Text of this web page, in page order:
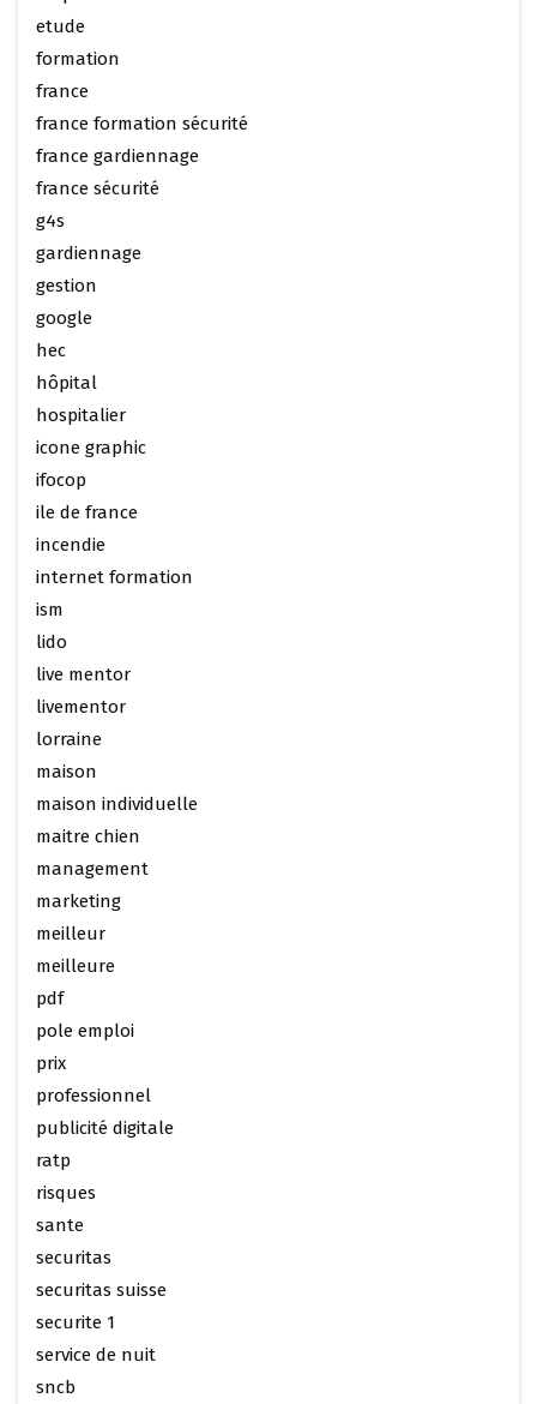
etude
formation
france
france formation sécurité
france gardiennage
france sécurité
g4s
gardiennage
gestion
google
hec
hôpital
hospitalier
icone graphic
ifocop
ile de france
incendie
internet formation
ism
lido
live mentor
livementor
lorraine
maison
maison individuelle
maitre chien
management
marketing
meilleur
meilleure
pdf
pole emploi
prix
professionnel
publicité digitale
ratp
risques
sante
securitas
securitas suisse
securite 1
service de nuit
sncb